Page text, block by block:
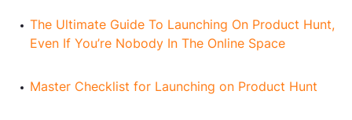
The Ultimate Guide To Launching On Product Hunt,
Even If You’re Nobody In The Online Space
Master Checklist for Launching on Product Hunt